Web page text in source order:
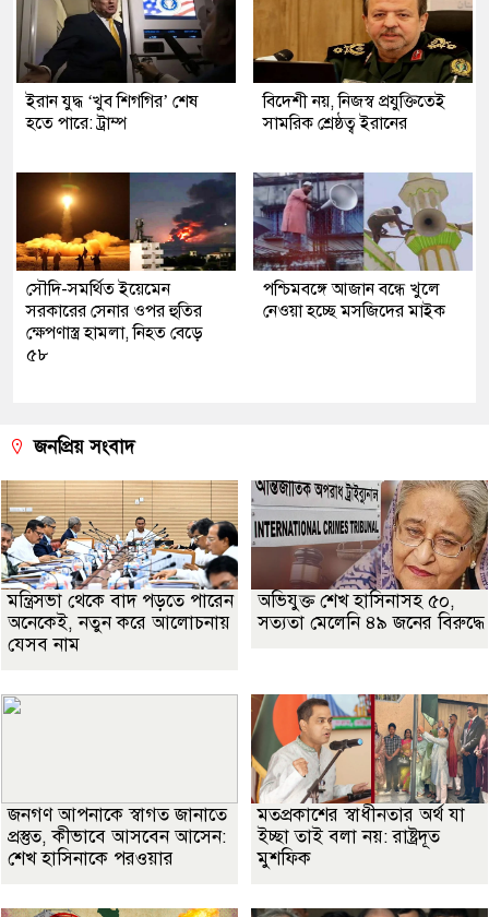
ইরান যুদ্ধ ‘খুব শিগগির’ শেষ
হতে পারে: ট্রাম্প
বিদেশী নয়, নিজস্ব প্রযুক্তিতেই
সামরিক শ্রেষ্ঠত্ব ইরানের
সৌদি-সমর্থিত ইয়েমেন
সরকারের সেনার ওপর হুতির
ক্ষেপণাস্ত্র হামলা, নিহত বেড়ে
৫৮
পশ্চিমবঙ্গে আজান বন্ধে খুলে
নেওয়া হচ্ছে মসজিদের মাইক
জনপ্রিয় সংবাদ
মন্ত্রিসভা থেকে বাদ পড়তে পারেন
অনেকেই, নতুন করে আলোচনায়
যেসব নাম
অভিযুক্ত শেখ হাসিনাসহ ৫০,
সত্যতা মেলেনি ৪৯ জনের বিরুদ্ধে
জনগণ আপনাকে স্বাগত জানাতে
প্রস্তুত, কীভাবে আসবেন আসেন:
শেখ হাসিনাকে পরওয়ার
মতপ্রকাশের স্বাধীনতার অর্থ যা
ইচ্ছা তাই বলা নয়: রাষ্ট্রদূত
মুশফিক